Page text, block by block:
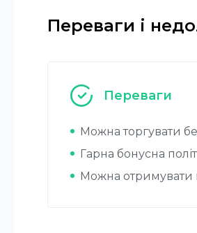
Переваги і
Переваги
Можна торгувати
Гарна бонусна
Можна отримувати